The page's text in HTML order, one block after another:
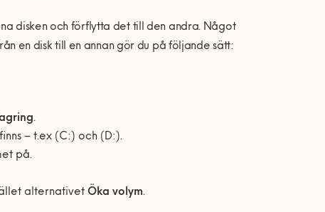
disken och förflytta det till den andra. Något
en disk till en annan gör du på följande sätt:
.
– t.ex (C:) och (D:).
på.
alternativet Öka volym.